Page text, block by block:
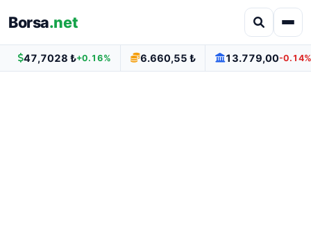
Borsa.net
47,7028 ₺+0.16% 6.660,55 ₺ 13.779,00-0.14%